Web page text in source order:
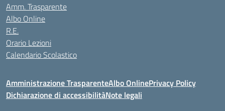
Amm. Trasparente
Albo Online
R.E.
Orario Lezioni
Calendario Scolastico
Amministrazione TrasparenteAlbo OnlinePrivacy Policy
Dichiarazione di accessibilitàNote legali